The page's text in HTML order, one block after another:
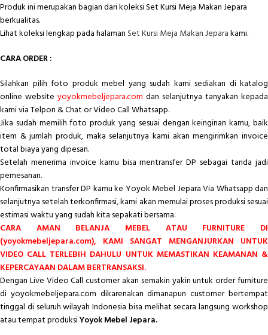
Produk ini merupakan bagian dari koleksi Set Kursi Meja Makan Jepara
berkualitas.
Lihat koleksi lengkap pada halaman Set Kursi Meja Makan Jeparakami.
CARA ORDER :
Silahkan pilih foto produk mebel yang sudah kami sediakan di katalog
online website yoyokmebeljepara.com dan selanjutnya tanyakan kepada
kami via Telpon & Chat or Video Call Whatsapp.
Jika sudah memilih foto produk yang sesuai dengan keinginan kamu, baik
item & jumlah produk, maka selanjutnya kami akan mengirimkan invoice
total biaya yang dipesan.
Setelah menerima invoice kamu bisa mentransfer DP sebagai tanda jadi
pemesanan.
Konfirmasikan transfer DP kamu ke Yoyok Mebel Jepara Via Whatsapp dan
selanjutnya setelah terkonfirmasi, kami akan memulai proses produksi sesuai
estimasi waktu yang sudah kita sepakati bersama.
CARA AMAN BELANJA MEBEL ATAU FURNITURE DI
(yoyokmebeljepara.com), KAMI SANGAT MENGANJURKAN UNTUK
VIDEO CALL TERLEBIH DAHULU UNTUK MEMASTIKAN KEAMANAN &
KEPERCAYAAN DALAM BERTRANSAKSI.
Dengan Live Video Call customer akan semakin yakin untuk order furniture
di yoyokmebeljepara.com dikarenakan dimanapun customer bertempat
tinggal di seluruh wilayah Indonesia bisa melihat secara langsung workshop
atau tempat produksiYoyok Mebel Jepara.